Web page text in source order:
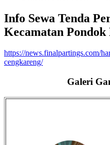
Info Sewa Tenda
Kecamatan
https://news.finalpartings.com/
cengkareng/
Galeri